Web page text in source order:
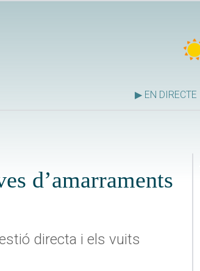
▶ EN DIRECTE
d’amarraments
directa i els vuits